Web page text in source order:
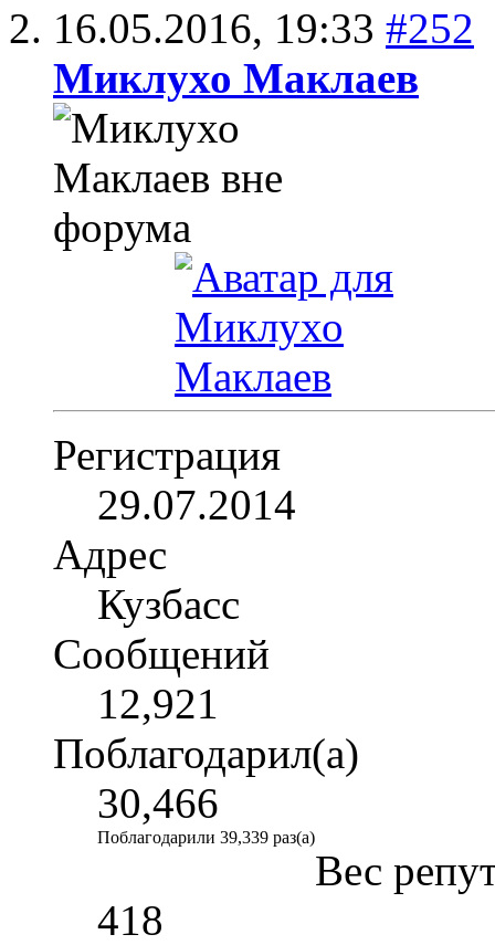
16.05.2016, 19:33 #252
Миклухо Маклаев
Регистрация
29.07.2014
Адрес
Кузбасс
Сообщений
12,921
Поблагодарил(а)
30,466
Поблагодарили 39,339 раз(а)
Вес
418